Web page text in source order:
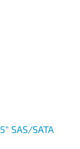
SAS/SATA